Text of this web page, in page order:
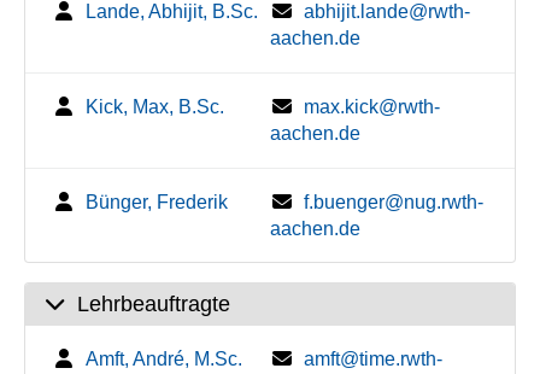
Lande, Abhijit, B.Sc.
abhijit.lande@rwth-
aachen.de
Kick, Max, B.Sc.
max.kick@rwth-
aachen.de
Bünger, Frederik
f.buenger@nug.rwth-
aachen.de
Lehrbeauftragte
Amft, André, M.Sc.
amft@time.rwth-